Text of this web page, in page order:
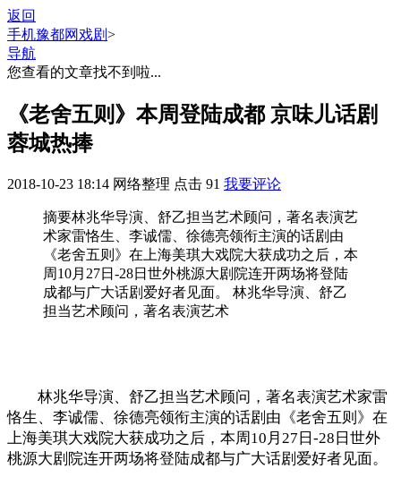
返回
手机豫都网 戏剧>
导航
您查看的文章找不到啦...
《老舍五则》本周登陆成都 京味儿话剧
蓉城热捧
2018-10-23 18:14 网络整理 点击 91 我要评论
摘要林兆华导演、舒乙担当艺术顾问，著名表演艺
术家雷恪生、李诚儒、徐德亮领衔主演的话剧由
《老舍五则》在上海美琪大戏院大获成功之后，本
周10月27日-28日世外桃源大剧院连开两场将登陆
成都与广大话剧爱好者见面。 林兆华导演、舒乙
担当艺术顾问，著名表演艺术
林兆华导演、舒乙担当艺术顾问，著名表演艺术家雷
恪生、李诚儒、徐德亮领衔主演的话剧由《老舍五则》在
上海美琪大戏院大获成功之后，本周10月27日-28日世外
桃源大剧院连开两场将登陆成都与广大话剧爱好者见面。